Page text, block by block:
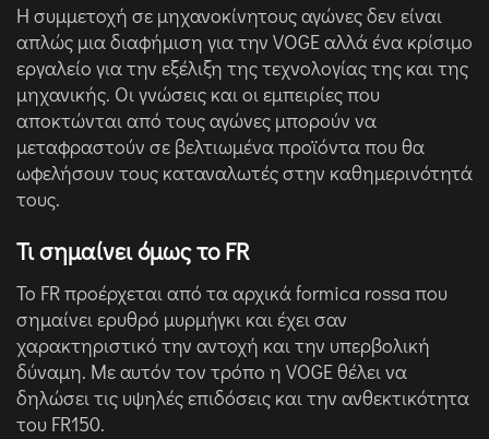
Η συμμετοχή σε μηχανοκίνητους αγώνες δεν είναι
απλώς μια διαφήμιση για την VOGE αλλά ένα κρίσιμο
εργαλείο για την εξέλιξη της τεχνολογίας της και της
μηχανικής. Οι γνώσεις και οι εμπειρίες που
αποκτώνται από τους αγώνες μπορούν να
μεταφραστούν σε βελτιωμένα προϊόντα που θα
ωφελήσουν τους καταναλωτές στην καθημερινότητά
τους.
Τι σημαίνει όμως το FR
Το FR προέρχεται από τα αρχικά formica rossa που
σημαίνει ερυθρό μυρμήγκι και έχει σαν
χαρακτηριστικό την αντοχή και την υπερβολική
δύναμη. Με αυτόν τον τρόπο η VOGE θέλει να
δηλώσει τις υψηλές επιδόσεις και την ανθεκτικότητα
του FR150.